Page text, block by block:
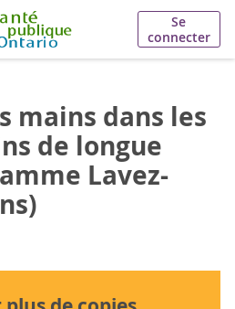
Se
connecter
mains dans les
de longue
Lavez-